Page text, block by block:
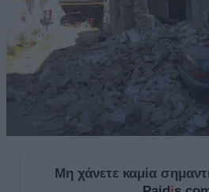
Μη χάνετε καμία